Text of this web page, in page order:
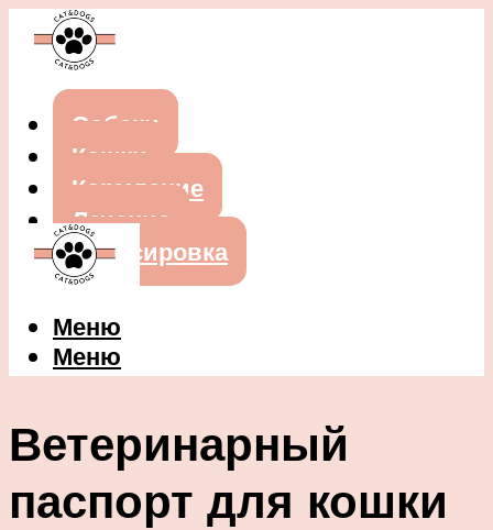
Собаки
Кошки
Кормление
Лечение
Дрессировка
Меню
Меню
Ветеринарный
паспорт для кошки